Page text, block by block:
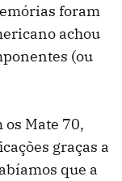
foram
achou
(ou
Mate 70,
graças a
que a